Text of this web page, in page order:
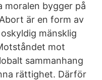
moralen bygger på
är en form av
mänsklig
mot
sammanhang
rättighet. Därför